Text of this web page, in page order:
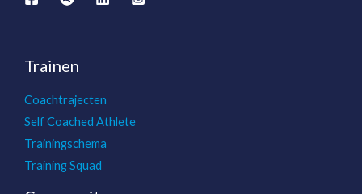
Trainen
Coachtrajecten
Self Coached Athlete
Trainingschema
Training Squad